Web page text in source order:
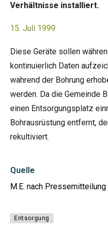
Verhältnisse installiert.
15. Juli 1999
Diese Geräte sollen
kontinuierlich Daten
während der Bohrung
werden. Da die Gemeinde
einen Entsorgungsplatz
Bohrausrüstung entfernt,
rekultiviert.
Quelle
M.E. nach
Entsorgung